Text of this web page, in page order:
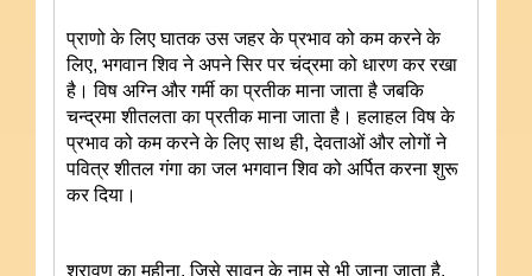
प्राणो के लिए घातक उस जहर के प्रभाव को कम करने के
लिए, भगवान शिव ने अपने सिर पर चंद्रमा को धारण कर रखा
है। विष अग्नि और गर्मी का प्रतीक माना जाता है जबकि
चन्द्रमा शीतलता का प्रतीक माना जाता है। हलाहल विष के
प्रभाव को कम करने के लिए साथ ही, देवताओं और लोगों ने
पवित्र शीतल गंगा का जल भगवान शिव को अर्पित करना शुरू
कर दिया।
श्रावण का महीना, जिसे सावन के नाम से भी जाना जाता है,